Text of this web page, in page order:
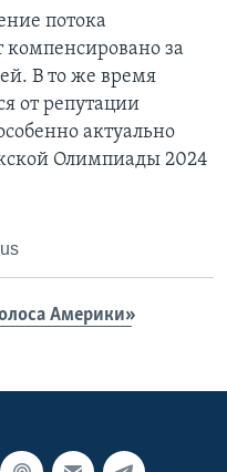
потока
компенсировано за
В то же время
от репутации
актуально
Олимпиады 2024
Америки»